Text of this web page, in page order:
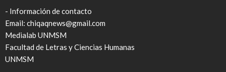
- Información de contacto
Email: chiqaqnews@gmail.com
Medialab UNMSM
Facultad de Letras y Ciencias Humanas
UNMSM